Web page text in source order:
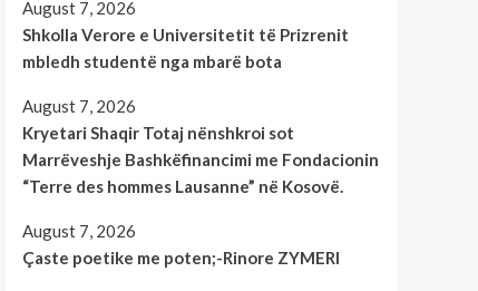
August 7, 2026
Shkolla Verore e Universitetit të Prizrenit
mbledh studentë nga mbarë bota
August 7, 2026
Kryetari Shaqir Totaj nënshkroi sot
Marrëveshje Bashkëfinancimi me Fondacionin
“Terre des hommes Lausanne” në Kosovë.
August 7, 2026
Çaste poetike me poten;-Rinore ZYMERI